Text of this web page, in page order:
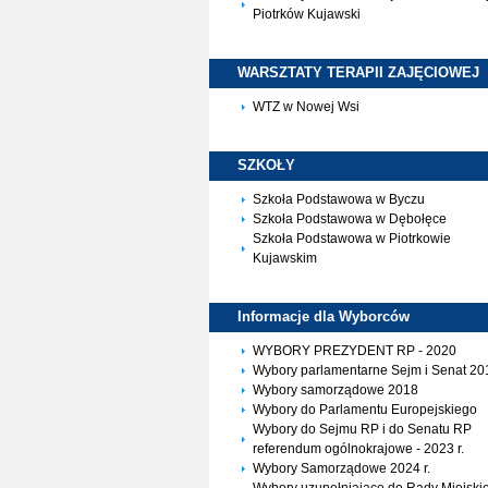
Piotrków Kujawski
WARSZTATY TERAPII ZAJĘCIOWEJ
WTZ w Nowej Wsi
SZKOŁY
Szkoła Podstawowa w Byczu
Szkoła Podstawowa w Dębołęce
Szkoła Podstawowa w Piotrkowie
Kujawskim
Informacje dla Wyborców
WYBORY PREZYDENT RP - 2020
Wybory parlamentarne Sejm i Senat
Wybory samorządowe 2018
Wybory do Parlamentu Europejskiego
Wybory do Sejmu RP i do Senatu RP
referendum ogólnokrajowe - 2023 r.
Wybory Samorządowe 2024 r.